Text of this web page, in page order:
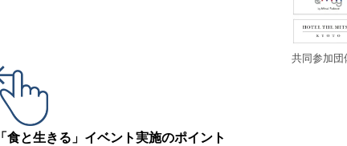
共同参加団
「食と生きる」イベント実施のポイント